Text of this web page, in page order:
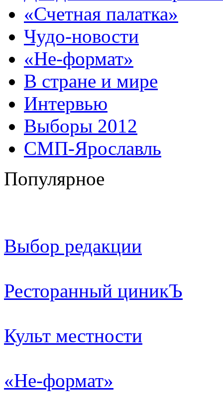
«Счетная палатка»
Чудо-новости
«Не-формат»
В стране и мире
Интервью
Выборы 2012
СМП-Ярославль
Популярное
Выбор редакции
Ресторанный циникЪ
Культ местности
«Не-формат»